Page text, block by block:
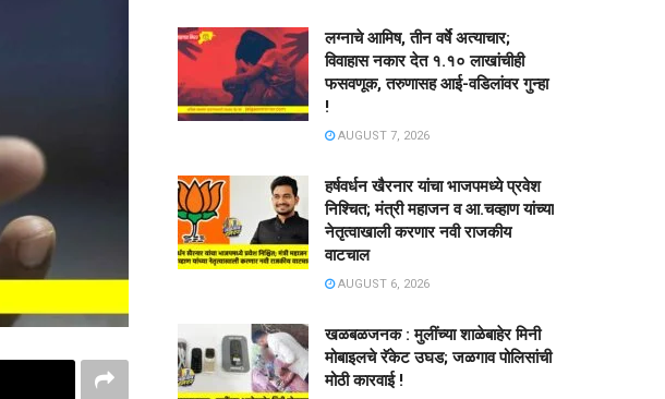
लग्नाचे आमिष, तीन वर्षे अत्याचार;
विवाहास नकार देत १.१० लाखांचीही
फसवणूक, तरुणासह आई-वडिलांवर गुन्हा
!
AUGUST 7, 2026
हर्षवर्धन खैरनार यांचा भाजपमध्ये प्रवेश
निश्चित; मंत्री महाजन व आ.चव्हाण यांच्या
नेतृत्वाखाली करणार नवी राजकीय
वाटचाल
AUGUST 6, 2026
खळबळजनक : मुलींच्या शाळेबाहेर मिनी
मोबाइलचे रॅकेट उघड; जळगाव पोलिसांची
मोठी कारवाई !